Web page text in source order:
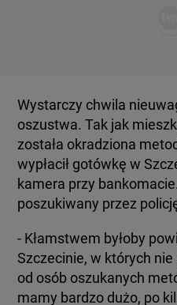
Wystarczy chwila
oszustwa. Tak jak
została okradziona
wypłacił gotówkę w
kamera przy
poszukiwany przez
- Kłamstwem byłoby
Szczecinie, w których
od osób oszukanych
mamy bardzo dużo, po